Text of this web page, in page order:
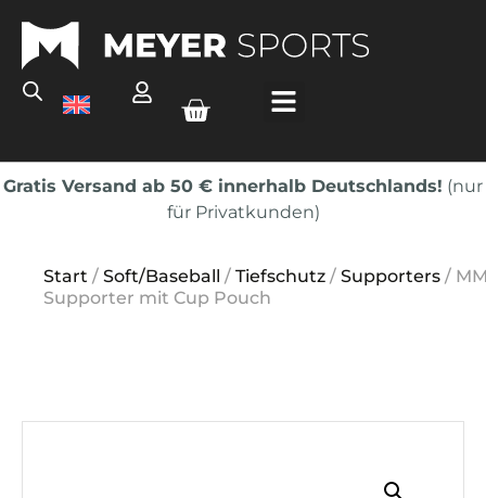
Gratis Versand ab 50 € innerhalb Deutschlands! (nur
für Privatkunden)
Start / Soft/Baseball / Tiefschutz / Supporters /
Supporter mit Cup Pouch